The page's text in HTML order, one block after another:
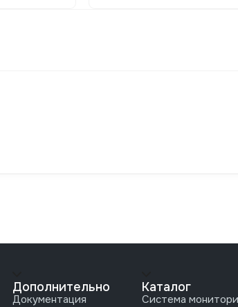
Дополнительно
Документация
Каталог
Система